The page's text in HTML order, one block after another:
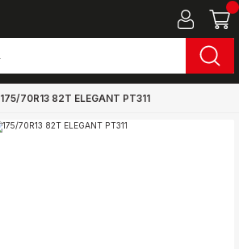
175/70R13 82T ELEGANT PT311